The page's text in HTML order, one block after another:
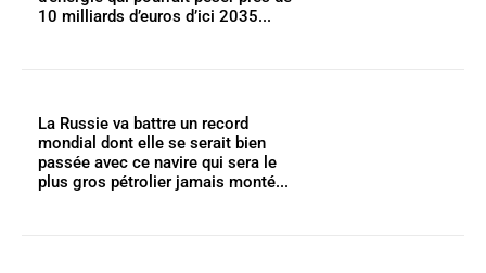
10 milliards d’euros d’ici 2035...
La Russie va battre un record
mondial dont elle se serait bien
passée avec ce navire qui sera le
plus gros pétrolier jamais monté...